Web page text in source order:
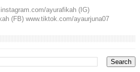
ayurafikah (IG)
(FB) www.tiktok.com/ayaurjuna07